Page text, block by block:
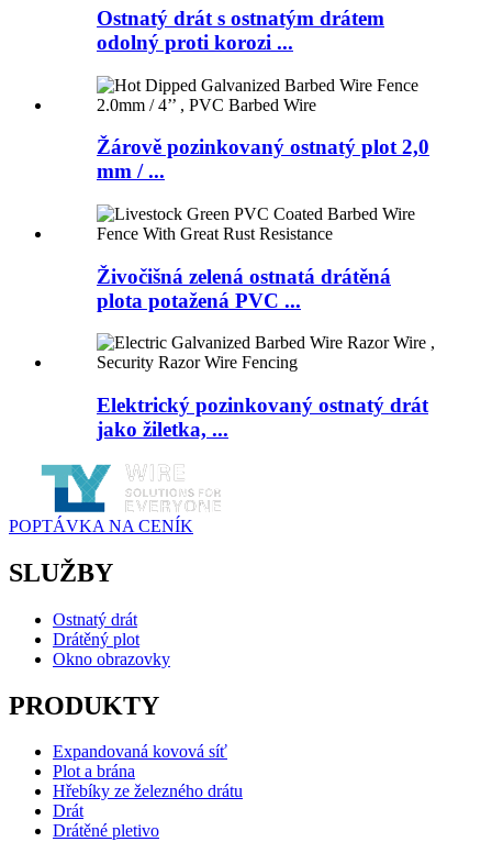
Ostnatý drát s ostnatým drátem
odolný proti korozi ...
Žárově pozinkovaný ostnatý plot 2,0
mm / ...
Živočišná zelená ostnatá drátěná
plota potažená PVC ...
Elektrický pozinkovaný ostnatý drát
jako žiletka, ...
POPTÁVKA NA CENÍK
SLUŽBY
Ostnatý drát
Drátěný plot
Okno obrazovky
PRODUKTY
Expandovaná kovová síť
Plot a brána
Hřebíky ze železného drátu
Drát
Drátěné pletivo